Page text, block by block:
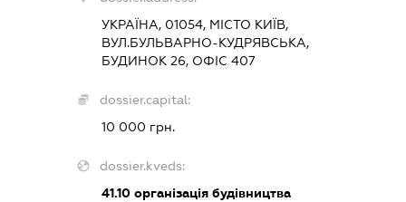
УКРАЇНА, 01054, МІСТО КИЇВ,
ВУЛ.БУЛЬВАРНО-КУДРЯВСЬКА,
БУДИНОК 26, ОФІС 407
dossier.capital:
10 000 грн.
dossier.kveds:
41.10організація будівництва